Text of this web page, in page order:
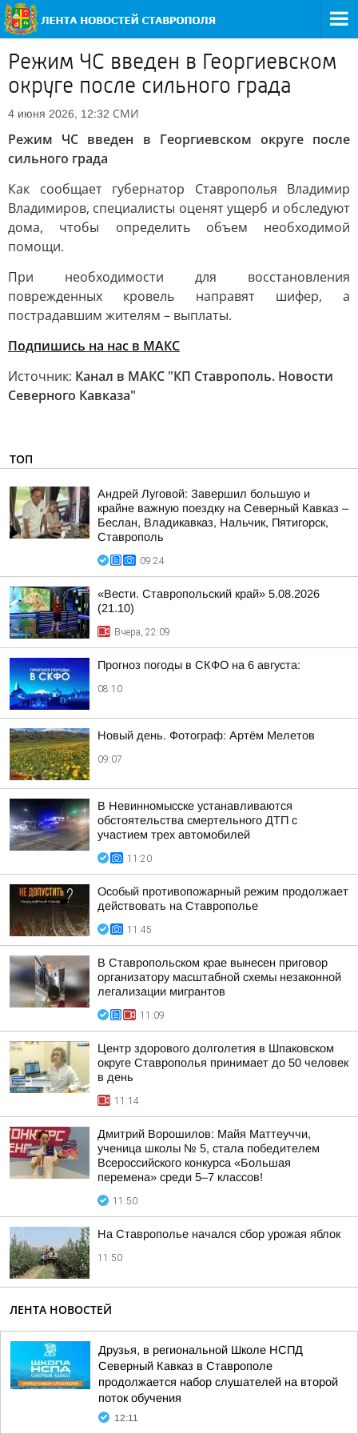
Режим ЧС введен в Георгиевском
округе после сильного града
4 июня 2026, 12:32 СМИ
Режим ЧС введен в Георгиевском округе после
сильного града
Как сообщает губернатор Ставрополья Владимир
Владимиров, специалисты оценят ущерб и обследуют
дома, чтобы определить объем необходимой
помощи.
При необходимости для восстановления
поврежденных кровель направят шифер, а
пострадавшим жителям – выплаты.
Подпишись на нас в МАКС
Источник: Канал в МАКС "КП Ставрополь. Новости
Северного Кавказа"
ТОП
Андрей Луговой: Завершил большую и
крайне важную поездку на Северный Кавказ –
Беслан, Владикавказ, Нальчик, Пятигорск,
Ставрополь
09:24
«Вести. Ставропольский край» 5.08.2026
(21.10)
Вчера, 22:09
Прогноз погоды в СКФО на 6 августа:
08:10
Новый день. Фотограф: Артём Мелетов
09:07
В Невинномысске устанавливаются
обстоятельства смертельного ДТП с
участием трех автомобилей
11:20
Особый противопожарный режим продолжает
действовать на Ставрополье
11:45
В Ставропольском крае вынесен приговор
организатору масштабной схемы незаконной
легализации мигрантов
11:09
Центр здорового долголетия в Шпаковском
округе Ставрополья принимает до 50 человек
в день
11:14
Дмитрий Ворошилов: Майя Маттеуччи,
ученица школы № 5, стала победителем
Всероссийского конкурса «Большая
перемена» среди 5–7 классов!
11:50
На Ставрополье начался сбор урожая яблок
11:50
ЛЕНТА НОВОСТЕЙ
Друзья, в региональной Школе НСПД
Северный Кавказ в Ставрополе
продолжается набор слушателей на второй
поток обучения
12:11